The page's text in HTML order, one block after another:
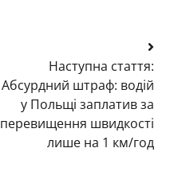
Наступна стаття:
Абсурдний штраф: водій
у Польщі заплатив за
перевищення швидкості
лише на 1 км/год